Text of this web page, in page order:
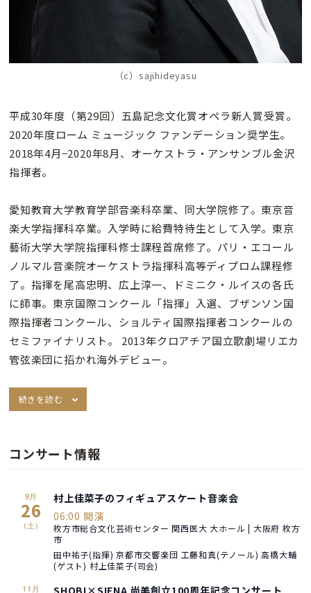
（c）sajihideyasu
平成30年度（第29回）五島記念文化賞オペラ新人賞受賞。
2020年度ローム ミュージック ファンデーション奨学生。
2018年4月−2020年8月、オーケストラ・アンサンブル金沢
指揮者。
愛知教育大学教育学部音楽科卒業、同大学院修了。東京音
楽大学指揮科卒業。入学時に給費特待生として入学。東京
藝術大学大学院指揮科修士課程首席修了。パリ・エコール
ノルマル音楽院オーケストラ指揮科高等ディプロム課程修
了。指揮を尾高忠明、広上淳一、ドミニク・ルイスの各氏
に師事。東京国際コンクール「指揮」入選、ブザンソン国
際指揮者コンクール、ショルティ国際指揮者コンクールの
セミファイナリスト。 2013年クロアチア国立歌劇場リエカ
管弦楽団に招かれ海外デビュー。
続きを読む
コンサート情報
9月
26
(土)
村上佳菜子のフィギュアスケート音楽会
06:00 開演
枚方市総合文化芸術センター 関西医大 大ホール | 大阪府 枚方
市
田中祐子(指揮) 京都市交響楽団 工藤和真(テノール) 高橋大輔
(ゲスト) 村上佳菜子(司会)
11月
SHOBI×SIENA 尚美創立100周年記念コンサート